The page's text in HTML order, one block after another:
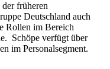
früheren
Deutschland auch
Rollen im Bereich
Schöpe verfügt über
im Personalsegment.